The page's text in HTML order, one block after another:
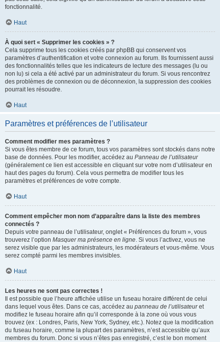
fonctionnalité.
Haut
À quoi sert « Supprimer les cookies » ?
Cela supprime tous les cookies créés par phpBB qui conservent vos
paramètres d’authentification et votre connexion au forum. Ils fournissent aussi
des fonctionnalités telles que les indicateurs de lecture des messages (lu ou
non lu) si cela a été activé par un administrateur du forum. Si vous rencontrez
des problèmes de connexion ou de déconnexion, la suppression des cookies
pourrait les résoudre.
Haut
Paramètres et préférences de l’utilisateur
Comment modifier mes paramètres ?
Si vous êtes membre de ce forum, tous vos paramètres sont stockés dans notre
base de données. Pour les modifier, accédez au Panneau de l’utilisateur
(généralement ce lien est accessible en cliquant sur votre nom d’utilisateur en
haut des pages du forum). Cela vous permettra de modifier tous les
paramètres et préférences de votre compte.
Haut
Comment empêcher mon nom d’apparaître dans la liste des membres
connectés ?
Depuis votre panneau de l’utilisateur, onglet « Préférences du forum », vous
trouverez l’option Masquer ma présence en ligne. Si vous l’activez, vous ne
serez visible que par les administrateurs, les modérateurs et vous-même. Vous
serez compté parmi les membres invisibles.
Haut
Les heures ne sont pas correctes !
Il est possible que l’heure affichée utilise un fuseau horaire différent de celui
dans lequel vous êtes. Dans ce cas, accédez au panneau de l’utilisateuret
modifiez le fuseau horaire afin qu’il corresponde à la zone où vous vous
trouvez (ex : Londres, Paris, New York, Sydney, etc.). Notez que la modification
du fuseau horaire, comme la plupart des paramètres, n’est accessible qu’aux
membres du forum. Donc si vous n’êtes pas enregistré, c’est le bon moment